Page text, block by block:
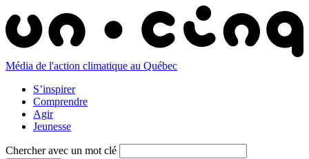
Média de l'action climatique au Québec
S’inspirer
Comprendre
Agir
Jeunesse
Chercher avec un mot clé